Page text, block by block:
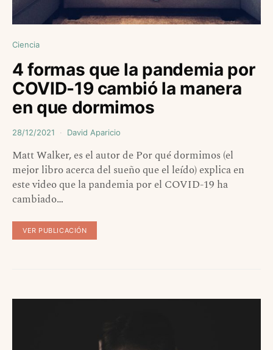
Ciencia
4 formas que la pandemia por
COVID-19 cambió la manera
en que dormimos
28/12/2021 David Aparicio
Matt Walker, es el autor de Por qué dormimos (el
mejor libro acerca del sueño que el leído) explica en
este video que la pandemia por el COVID-19 ha
cambiado…
VER PUBLICACIÓN